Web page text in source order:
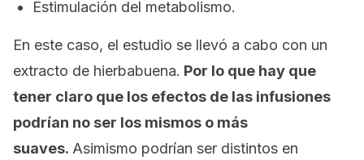
Estimulación del metabolismo.
En este caso, el estudio se llevó a cabo con un
extracto de hierbabuena. Por lo que hay que
tener claro que los efectos de las infusiones
podrían no ser los mismos o más
suaves. Asimismo podrían ser distintos en